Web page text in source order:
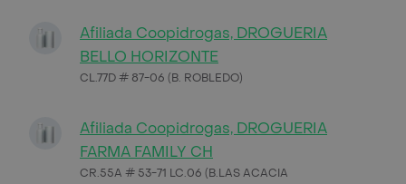
Afiliada Coopidrogas, DROGUERIA
BELLO HORIZONTE
CL.77D # 87-06 (B. ROBLEDO)
Afiliada Coopidrogas, DROGUERIA
FARMA FAMILY CH
CR.55A # 53-71 LC.06 (B.LAS ACACIA